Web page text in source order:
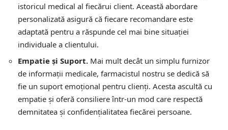
istoricul medical al fiecărui client. Această abordare
personalizată asigură că fiecare recomandare este
adaptată pentru a răspunde cel mai bine situației
individuale a clientului.
Empatie și Suport. Mai mult decât un simplu furnizor
de informații medicale, farmacistul nostru se dedică să
fie un suport emoțional pentru clienți. Acesta ascultă cu
empatie și oferă consiliere într-un mod care respectă
demnitatea și confidențialitatea fiecărei persoane.